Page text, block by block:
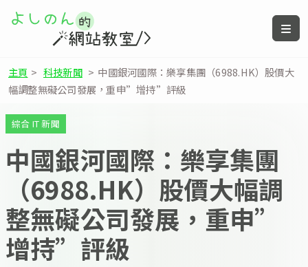
主頁 > 科技新聞 > 中國銀河國際：樂享集團（6988.HK）股價大
幅調整無礙公司發展，重申”增持”評級
綜合 IT 新聞
中國銀河國際：樂享集團
（6988.HK）股價大幅調
整無礙公司發展，重申”
增持”評級